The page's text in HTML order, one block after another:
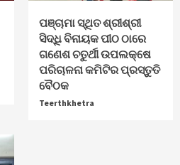
ପଞ୍ଚାମା ସ୍ଥିତ ଶ୍ରୀଶ୍ରୀ
ସିଦ୍ଧି ବିନାୟକ ପୀଠ ଠାରେ
ଗଣେଶ ଚତୁର୍ଥୀ ଉପଲକ୍ଷେ
ପରିଚାଳନା କମିଟିର ପ୍ରସ୍ତୁତି
ବୈଠକ
Teerthkhetra